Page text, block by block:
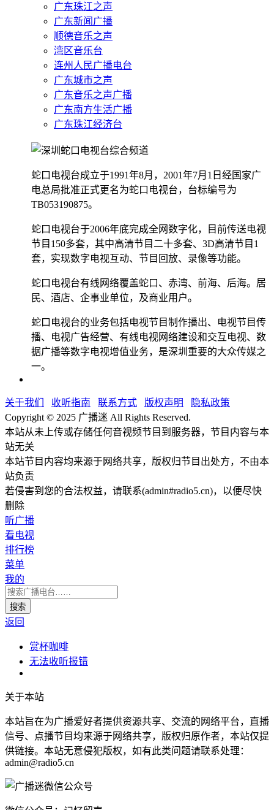
广东珠江之声
广东新闻广播
顺德音乐之声
湾区音乐台
连州人民广播电台
广东城市之声
广东音乐之声广播
广东南方生活广播
广东珠江经济台
蛇口电视台成立于1991年8月，2001年7月1日经国家广
电总局批准正式更名为蛇口电视台，台标编号为
TB053190875。
蛇口电视台于2006年底完成全网数字化，目前传送电视
节目150多套，其中高清节目二十多套、3D高清节目1
套，实现数字电视互动、节目回放、录像等功能。
蛇口电视台有线网络覆盖蛇口、赤湾、前海、后海。居
民、酒店、企事业单位，及商业用户。
蛇口电视台的业务包括电视节目制作播出、电视节目传
播、电视广告经营、有线电视网络建设和交互电视、数
据广播等数字电视增值业务，是深圳重要的大众传媒之
一。
关于我们 收听指南 联系方式 版权声明
隐私政策
Copyright © 2025 广播迷 All Rights Reserved.
本站从未上传或存储任何音视频节目到服务器，节目内容与本
站无关
本站节目内容均来源于网络共享，版权归节目出处方，不由本
站负责
若侵害到您的合法权益，请联系(admin#radio5.cn)，以便尽快
删除
听广播
看电视
排行榜
菜单
我的
返回
赏杯咖啡
无法收听报错
关于本站
本站旨在为广播爱好者提供资源共享、交流的网络平台，直播
信号、点播节目均来源于网络共享，版权归原作者，本站仅提
供链接。本站无意侵犯版权，如有此类问题请联系处理：
admin@radio5.cn